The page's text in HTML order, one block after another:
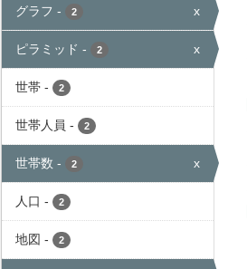
グラフ - 2 x
ピラミッド - 2 x
世帯 - 2
世帯人員 - 2
世帯数 - 2 x
人口 - 2
地図 - 2